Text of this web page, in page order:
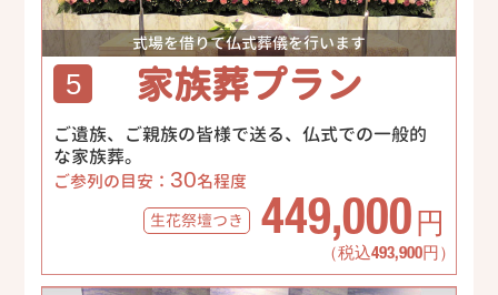
式場を借りて仏式葬儀を行います
5 家族葬プラン
ご遺族、ご親族の皆様で送る、仏式での一般的
な家族葬。
ご参列の目安： 30名程度
生花祭壇つき 449,000 円
（税込493,900円）